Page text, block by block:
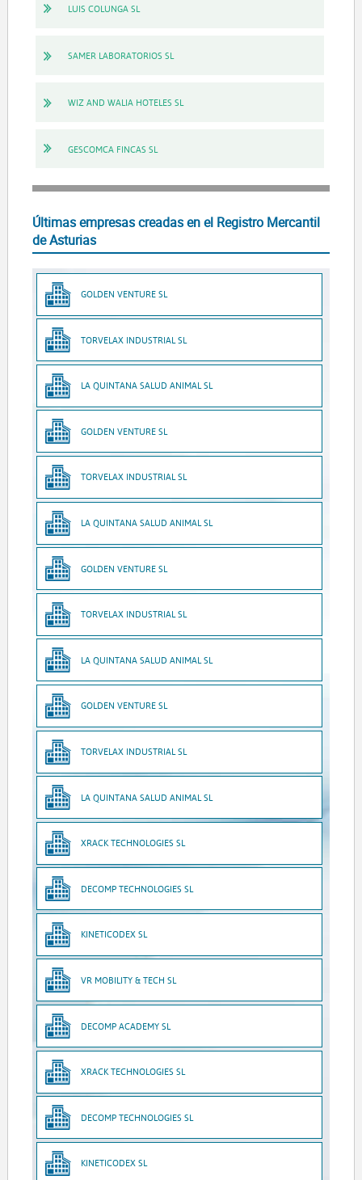
LUIS COLUNGA SL
SAMER LABORATORIOS SL
WIZ AND WALIA HOTELES SL
GESCOMCA FINCAS SL
Últimas empresas creadas en el Registro Mercantil
de Asturias
GOLDEN VENTURE SL
TORVELAX INDUSTRIAL SL
LA QUINTANA SALUD ANIMAL SL
GOLDEN VENTURE SL
TORVELAX INDUSTRIAL SL
LA QUINTANA SALUD ANIMAL SL
GOLDEN VENTURE SL
TORVELAX INDUSTRIAL SL
LA QUINTANA SALUD ANIMAL SL
GOLDEN VENTURE SL
TORVELAX INDUSTRIAL SL
LA QUINTANA SALUD ANIMAL SL
XRACK TECHNOLOGIES SL
DECOMP TECHNOLOGIES SL
KINETICODEX SL
VR MOBILITY & TECH SL
DECOMP ACADEMY SL
XRACK TECHNOLOGIES SL
DECOMP TECHNOLOGIES SL
KINETICODEX SL